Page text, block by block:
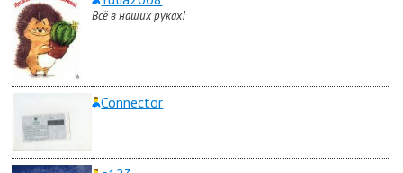
Всё в наших руках!
Connector